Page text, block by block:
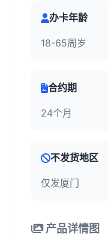
办卡年龄
18-65周岁
合约期
24个月
不发货地区
仅发厦门
产品详情图